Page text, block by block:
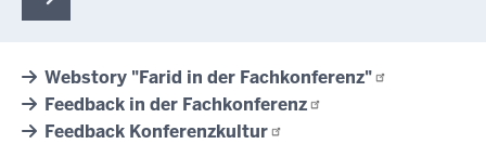
Webstory "Farid in der Fachkonferenz"
Feedback in der Fachkonferenz
Feedback Konferenzkultur